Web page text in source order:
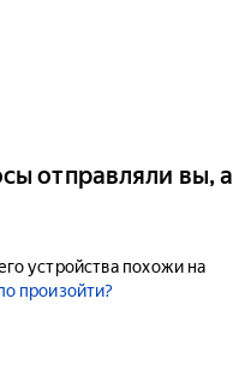
отправляли вы, а
устройства похожи на
произойти?